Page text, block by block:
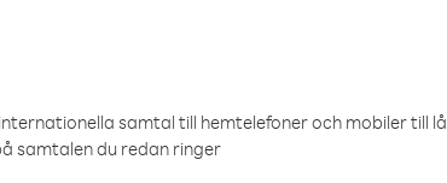
samtal till hemtelefoner och mobiler till
samtalen du redan ringer